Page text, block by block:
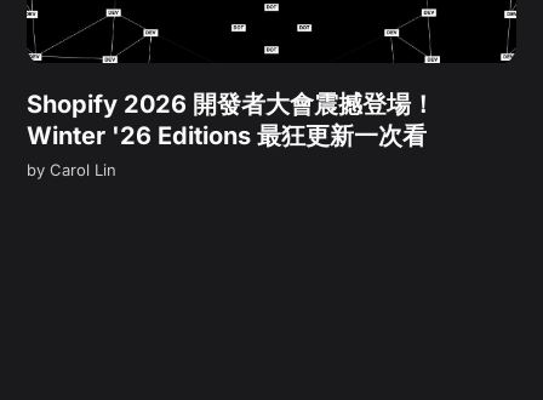
Shopify 2026 開發者大會震撼登場！
Winter '26 Editions 最狂更新一次看
byCarol Lin